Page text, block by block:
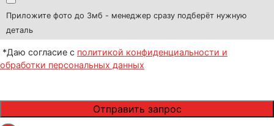
Приложите фото до 3мб - менеджер сразу подберёт нужную
деталь
*Даю согласие с политикой конфиденциальности и
обработки персональных данных